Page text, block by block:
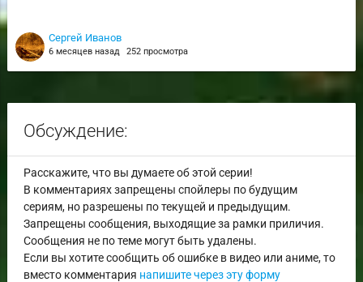
Сергей Иванов
6 месяцев назад 252 просмотра
Обсуждение:
Расскажите, что вы думаете об этой серии!
В комментариях запрещены спойлеры по будущим
сериям, но разрешены по текущей и предыдущим.
Запрещены сообщения, выходящие за рамки приличия.
Сообщения не по теме могут быть удалены.
Если вы хотите сообщить об ошибке в видео или аниме, то
вместо комментария напишите через эту форму